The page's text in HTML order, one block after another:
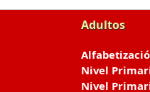
Adultos
Nivel
Nivel